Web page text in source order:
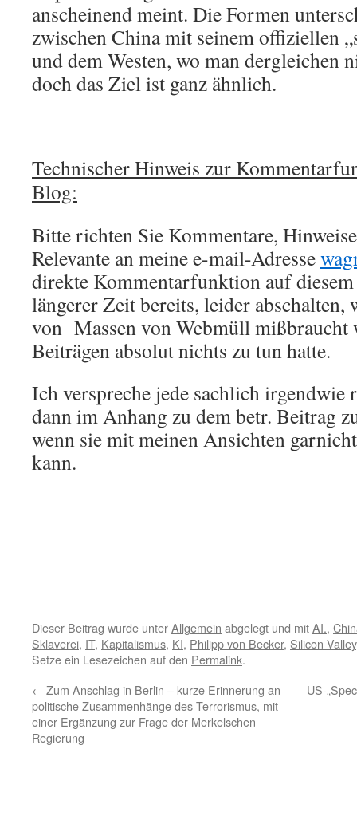
anscheinend meint. Die Formen
zwischen China mit seinem offiziellen
und dem Westen, wo man dergleichen
doch das Ziel ist ganz ähnlich.
Technischer Hinweis zur
Blog:
Bitte richten Sie Kommentare,
Relevante an meine e-mail-Adresse
direkte Kommentarfunktion auf
längerer Zeit bereits, leider
von Massen von Webmüll mißbraucht
Beiträgen absolut nichts zu tun hatte.
Ich verspreche jede sachlich irgendwie
dann im Anhang zu dem betr. Beitrag
wenn sie mit meinen Ansichten
kann.
Dieser Beitrag wurde unterAllgemein abgelegt und mitAI.,
Sklaverei, IT, Kapitalismus, KI, Philipp von Becker, Silicon Valley
Setze ein Lesezeichen auf den Permalink.
← Zum Anschlag in Berlin – kurze Erinnerung an
politische Zusammenhänge des Terrorismus, mit
einer Ergänzung zur Frage der Merkelschen
Regierung
US-